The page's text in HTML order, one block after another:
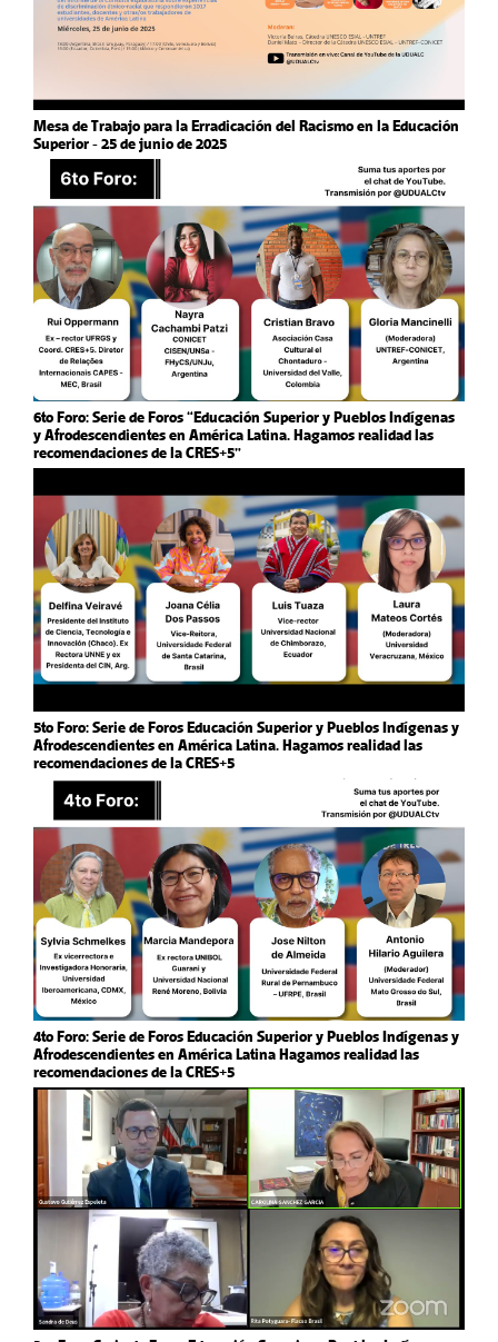
Mesa de Trabajo para la Erradicación del Racismo en la Educación
Superior - 25 de junio de 2025
6to Foro: Serie de Foros “Educación Superior y Pueblos Indígenas
y Afrodescendientes en América Latina. Hagamos realidad las
recomendaciones de la CRES+5”
5to Foro: Serie de Foros Educación Superior y Pueblos Indígenas y
Afrodescendientes en América Latina. Hagamos realidad las
recomendaciones de la CRES+5
4to Foro: Serie de Foros Educación Superior y Pueblos Indígenas y
Afrodescendientes en América Latina Hagamos realidad las
recomendaciones de la CRES+5